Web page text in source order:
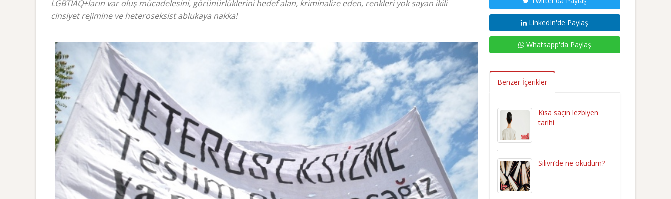
LGBTİAQ+ların var oluş mücadelesini, görünürlüklerini hedef alan, kriminalize eden, renkleri yok sayan ikili
cinsiyet rejimine ve heteroseksist ablukaya nakka!
LinkedIn'de Paylaş
Whatsapp'da Paylaş
Benzer İçerikler
Kısa saçın lezbiyen
tarihi
Silivri’de ne okudum?